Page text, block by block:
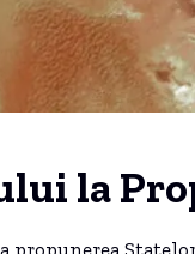
la
propunerea